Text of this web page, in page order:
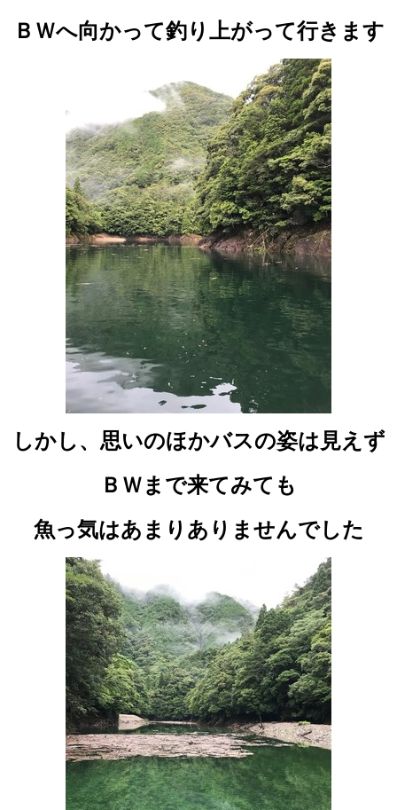
ＢＷへ向かって釣り上がって行きます
しかし、思いのほかバスの姿は見えず
ＢＷまで来てみても
魚っ気はあまりありませんでした